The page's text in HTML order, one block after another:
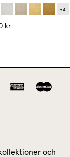
+4
kr
och